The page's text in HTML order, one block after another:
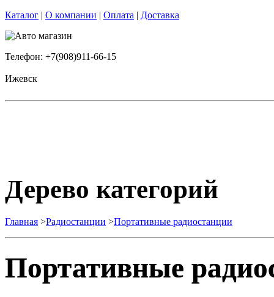
Каталог | О компании | Оплата | Доставка
Телефон: +7(908)911-66-15
Ижевск
Дерево категорий
Главная >Радиостанции >Портативные радиостанции
Портативные